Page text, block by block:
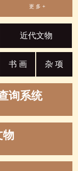
更 多 +
近代文物
书 画 杂 项
询系统
物